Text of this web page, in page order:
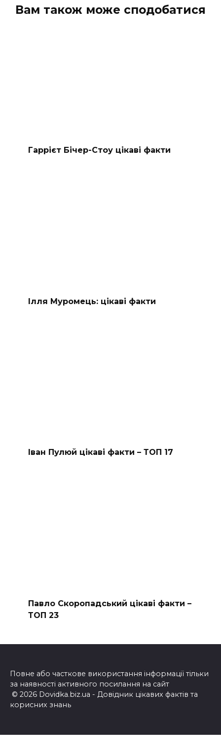
Вам також може сподобатися
Гаррієт Бічер-Стоу цікаві факти
Ілля Муромець: цікаві факти
Іван Пулюй цікаві факти – ТОП 17
Павло Скоропадський цікаві факти –
ТОП 23
Повне або часткове використання інформації тільки
за наявності активного посилання на сайт
© 2026 Dovidka.biz.ua - Довідник цікавих фактів та
корисних знань